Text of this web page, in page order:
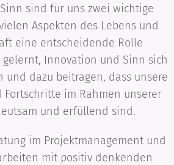
sind für uns zwei wichtige
Aspekten des Lebens und
eine entscheidende Rolle
Innovation und Sinn sich
und dazu beitragen, dass unsere
Fortschritte im Rahmen unserer
und erfüllend sind.
im Projektmanagement und
mit positiv denkenden